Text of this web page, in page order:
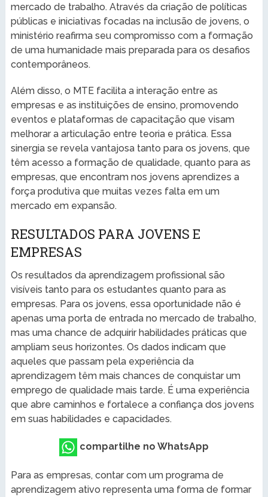
mercado de trabalho. Através da criação de políticas
públicas e iniciativas focadas na inclusão de jovens, o
ministério reafirma seu compromisso com a formação
de uma humanidade mais preparada para os desafios
contemporâneos.
Além disso, o MTE facilita a interação entre as
empresas e as instituições de ensino, promovendo
eventos e plataformas de capacitação que visam
melhorar a articulação entre teoria e prática. Essa
sinergia se revela vantajosa tanto para os jovens, que
têm acesso a formação de qualidade, quanto para as
empresas, que encontram nos jovens aprendizes a
força produtiva que muitas vezes falta em um
mercado em expansão.
RESULTADOS PARA JOVENS E
EMPRESAS
Os resultados da aprendizagem profissional são
visíveis tanto para os estudantes quanto para as
empresas. Para os jovens, essa oportunidade não é
apenas uma porta de entrada no mercado de trabalho,
mas uma chance de adquirir habilidades práticas que
ampliam seus horizontes. Os dados indicam que
aqueles que passam pela experiência da
aprendizagem têm mais chances de conquistar um
emprego de qualidade mais tarde. É uma experiência
que abre caminhos e fortalece a confiança dos jovens
em suas habilidades e capacidades.
compartilhe no WhatsApp
Para as empresas, contar com um programa de
aprendizagem ativo representa uma forma de formar